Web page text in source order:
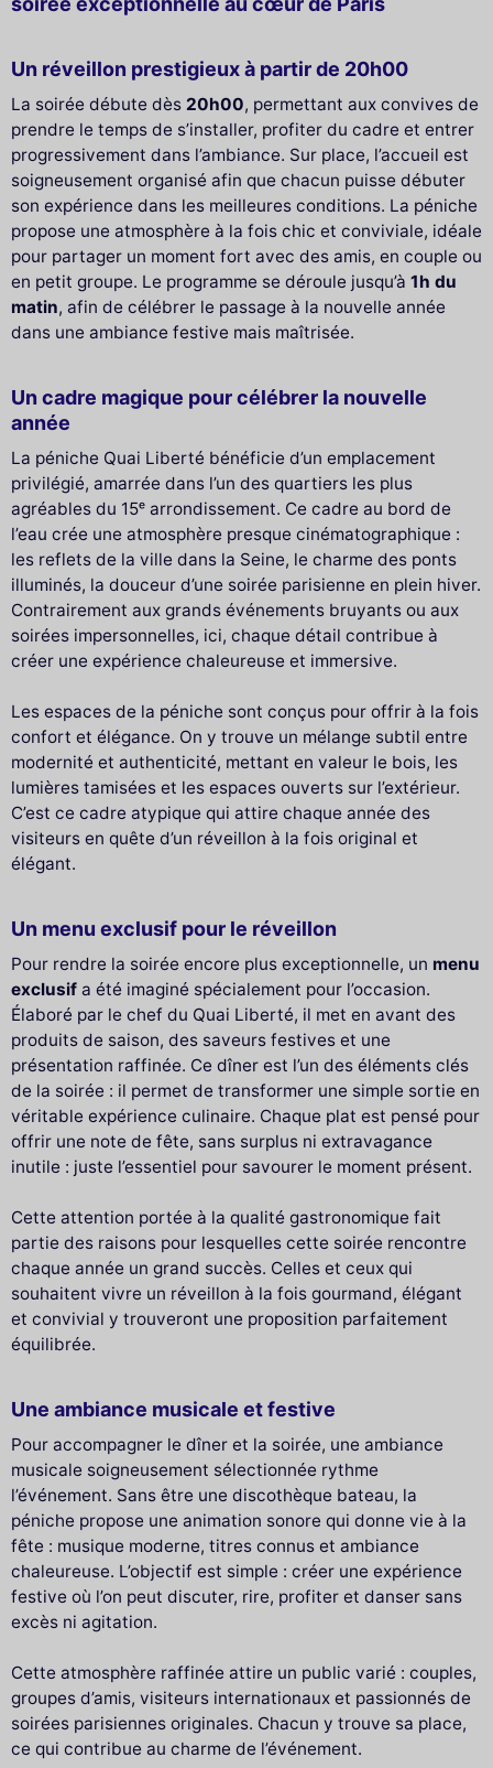
Un réveillon prestigieux à partir de 20h00
La soirée débute dès 20h00, permettant aux convives de
prendre le temps de s’installer, profiter du cadre et entrer
progressivement dans l’ambiance. Sur place, l’accueil est
soigneusement organisé afin que chacun puisse débuter
son expérience dans les meilleures conditions. La péniche
propose une atmosphère à la fois chic et conviviale, idéale
pour partager un moment fort avec des amis, en couple ou
en petit groupe. Le programme se déroule jusqu’à 1h du
matin, afin de célébrer le passage à la nouvelle année
dans une ambiance festive mais maîtrisée.
Un cadre magique pour célébrer la nouvelle
année
La péniche Quai Liberté bénéficie d’un emplacement
privilégié, amarrée dans l’un des quartiers les plus
agréables du 15ᵉ arrondissement. Ce cadre au bord de
l’eau crée une atmosphère presque cinématographique :
les reflets de la ville dans la Seine, le charme des ponts
illuminés, la douceur d’une soirée parisienne en plein hiver.
Contrairement aux grands événements bruyants ou aux
soirées impersonnelles, ici, chaque détail contribue à
créer une expérience chaleureuse et immersive.
Les espaces de la péniche sont conçus pour offrir à la fois
confort et élégance. On y trouve un mélange subtil entre
modernité et authenticité, mettant en valeur le bois, les
lumières tamisées et les espaces ouverts sur l’extérieur.
C’est ce cadre atypique qui attire chaque année des
visiteurs en quête d’un réveillon à la fois original et
élégant.
Un menu exclusif pour le réveillon
Pour rendre la soirée encore plus exceptionnelle, un menu
exclusif a été imaginé spécialement pour l’occasion.
Élaboré par le chef du Quai Liberté, il met en avant des
produits de saison, des saveurs festives et une
présentation raffinée. Ce dîner est l’un des éléments clés
de la soirée : il permet de transformer une simple sortie en
véritable expérience culinaire. Chaque plat est pensé pour
offrir une note de fête, sans surplus ni extravagance
inutile : juste l’essentiel pour savourer le moment présent.
Cette attention portée à la qualité gastronomique fait
partie des raisons pour lesquelles cette soirée rencontre
chaque année un grand succès. Celles et ceux qui
souhaitent vivre un réveillon à la fois gourmand, élégant
et convivial y trouveront une proposition parfaitement
équilibrée.
Une ambiance musicale et festive
Pour accompagner le dîner et la soirée, une ambiance
musicale soigneusement sélectionnée rythme
l’événement. Sans être une discothèque bateau, la
péniche propose une animation sonore qui donne vie à la
fête : musique moderne, titres connus et ambiance
chaleureuse. L’objectif est simple : créer une expérience
festive où l’on peut discuter, rire, profiter et danser sans
excès ni agitation.
Cette atmosphère raffinée attire un public varié : couples,
groupes d’amis, visiteurs internationaux et passionnés de
soirées parisiennes originales. Chacun y trouve sa place,
ce qui contribue au charme de l’événement.